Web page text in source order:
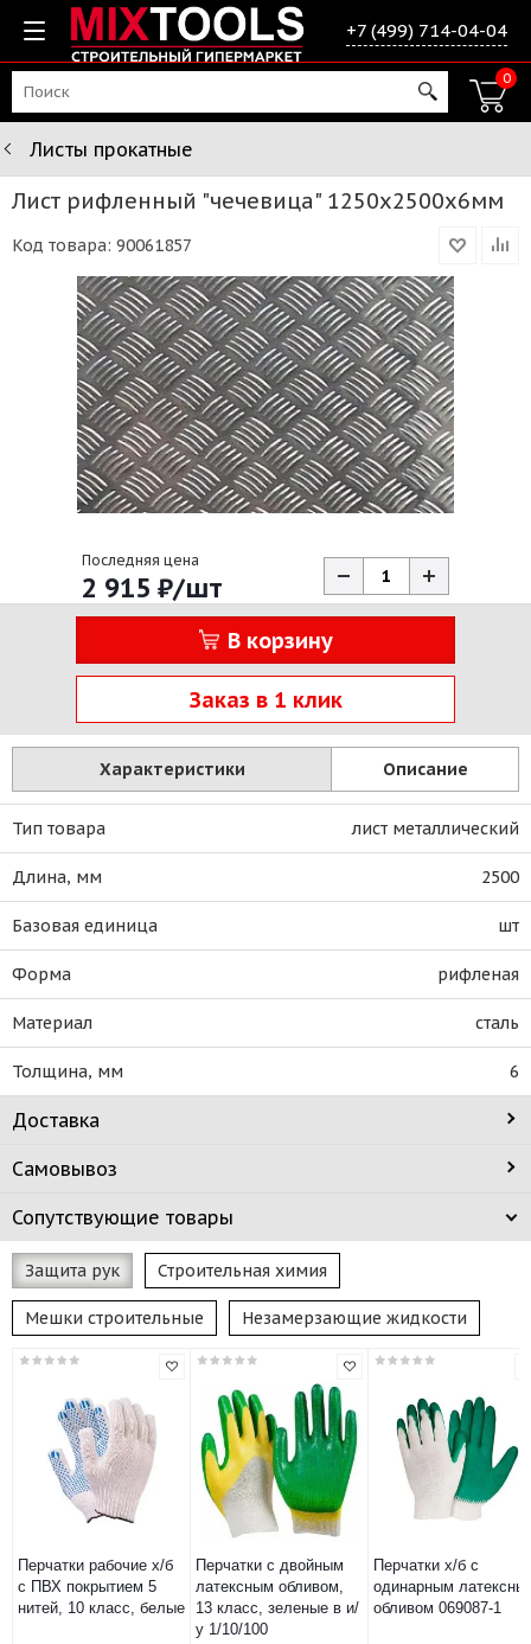
+7 (499) 714-04-04
0
Листы прокатные
Лист рифленный "чечевица" 1250х2500х6мм
Код товара: 90061857
Последняя цена
2 915 ₽/шт
В корзину
Заказ в 1 клик
Характеристики Описание
Тип товара лист металлический
Длина, мм 2500
Базовая единица шт
Форма рифленая
Материал сталь
Толщина, мм 6
Доставка
Самовывоз
Сопутствующие товары
Защита рук Строительная химия
Мешки строительные Незамерзающие жидкости
Перчатки рабочие х/б
с ПВХ покрытием 5
нитей, 10 класс, белые
Перчатки с двойным
латексным обливом,
13 класс, зеленые в и/
у 1/10/100
Перчатки х/б с
одинарным
обливом 069087-1